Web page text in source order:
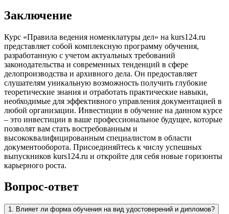
Заключение
Курс «Правила ведения номенклатуры дел» на kurs124.ru
представляет собой комплексную программу обучения,
разработанную с учетом актуальных требований
законодательства и современных тенденций в сфере
делопроизводства и архивного дела. Он предоставляет
слушателям уникальную возможность получить глубокие
теоретические знания и отработать практические навыки,
необходимые для эффективного управления документацией в
любой организации. Инвестиции в обучение на данном курсе
– это инвестиции в ваше профессиональное будущее, которые
позволят вам стать востребованным и
высококвалифицированным специалистом в области
документооборота. Присоединяйтесь к числу успешных
выпускников kurs124.ru и откройте для себя новые горизонты
карьерного роста.
Вопрос-ответ
1. Влияет ли форма обучения на вид удостоверений и дипломов?